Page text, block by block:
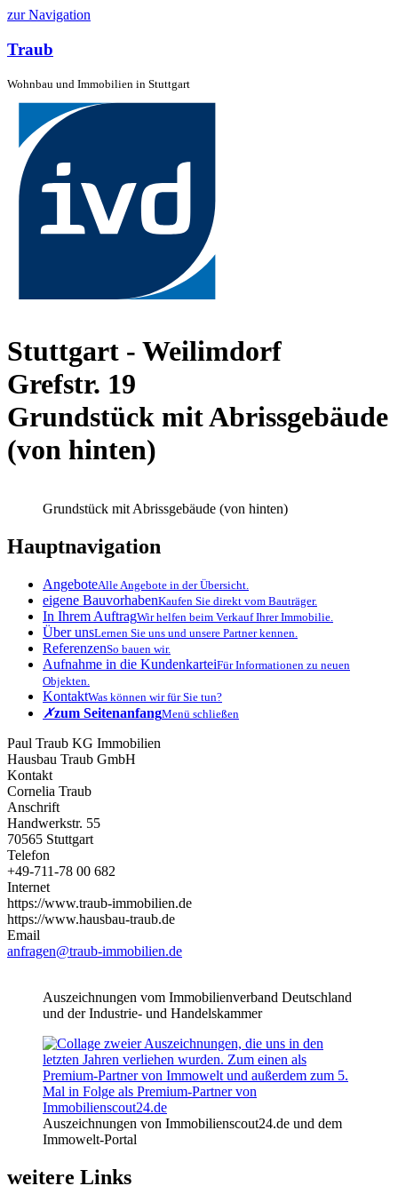
zur Navigation
Traub
Wohnbau und Immobilien in Stuttgart
Stuttgart - Weilimdorf
Grefstr. 19
Grundstück mit Abrissgebäude
(von hinten)
Grundstück mit Abrissgebäude (von hinten)
Hauptnavigation
AngeboteAlle Angebote in der Übersicht.
eigene BauvorhabenKaufen Sie direkt vom Bauträger.
In Ihrem AuftragWir helfen beim Verkauf Ihrer Immobilie.
Über unsLernen Sie uns und unsere Partner kennen.
ReferenzenSo bauen wir.
Aufnahme in die KundenkarteiFür Informationen zu neuen
Objekten.
KontaktWas können wir für Sie tun?
✗zum SeitenanfangMenü schließen
Paul Traub KG Immobilien
Hausbau Traub GmbH
Kontakt
Cornelia Traub
Anschrift
Handwerkstr. 55
70565 Stuttgart
Telefon
+49-711-78 00 682
Internet
https://www.traub-immobilien.de
https://www.hausbau-traub.de
Email
anfragen@traub-immobilien.de
Auszeichnungen vom Immobilienverband Deutschland
und der Industrie- und Handelskammer
Auszeichnungen von Immobilienscout24.de und dem
Immowelt-Portal
weitere Links